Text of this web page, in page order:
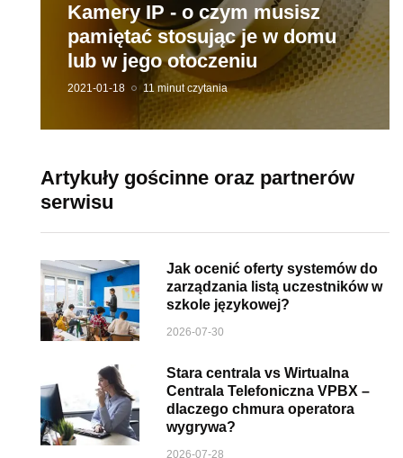
Kamery IP - o czym musisz
pamiętać stosując je w domu
lub w jego otoczeniu
2021-01-18 11 minut czytania
Artykuły gościnne oraz partnerów
serwisu
Jak ocenić oferty systemów do
zarządzania listą uczestników w
szkole językowej?
2026-07-30
Stara centrala vs Wirtualna
Centrala Telefoniczna VPBX –
dlaczego chmura operatora
wygrywa?
2026-07-28